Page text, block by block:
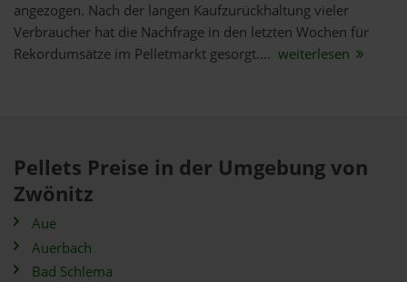
angezogen. Nach der langen Kaufzurückhaltung vieler
Verbraucher hat die Nachfrage in den letzten Wochen für
Rekordumsätze im Pelletmarkt gesorgt.... weiterlesen
Pellets Preise in der Umgebung von
Zwönitz
Aue
Auerbach
Bad Schlema